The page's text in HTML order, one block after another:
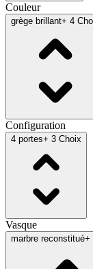
Couleur
grège brillant+ 4
Configuration
4 portes+ 3 Choix
Vasque
marbre reconstitué+